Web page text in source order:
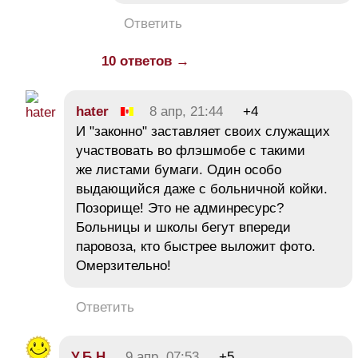
Ответить
10 ответов →
hater 8 апр, 21:44
+4
И "законно" заставляет своих служащих
участвовать во флэшмобе с такими
же листами бумаги. Один особо
выдающийся даже с больничной койки.
Позорище! Это не админресурс?
Больницы и школы бегут впереди
паровоза, кто быстрее выложит фото.
Омерзительно!
Ответить